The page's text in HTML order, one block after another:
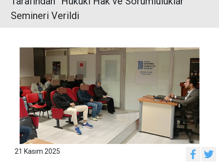
Semineri Verildi
21 Kasım 2025